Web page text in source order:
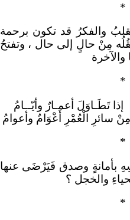
*
والفكرُ قد تكون برحمة
مِنْ حالٍ إلى حال ، وتفتحُ
والآخرة
*
إذا تَطَـاوَلَ أعمـارٌ وأيّــامُ
مِنْ سائرِ الْعُمْرِ أَعْوَامٌ وأعوامُ
*
بأمانةٍ وصدق فَيَرْضَى عنها
والخجل ؟
*